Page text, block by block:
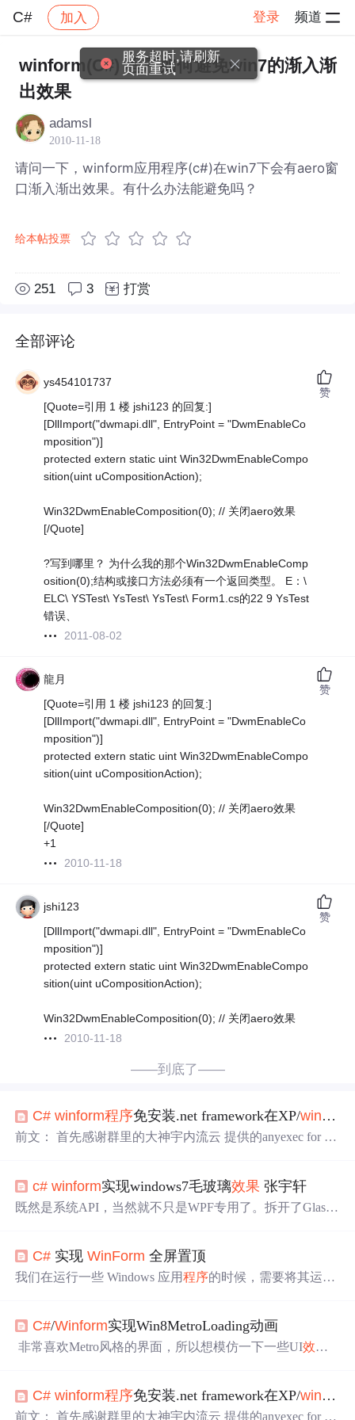
C# 加入 登录 频道
社区 C# 帖子详情
winform(C#) 程序如何避免win7的渐入渐
出效果
adamsl
2010-11-18
请问一下，winform应用程序(c#)在win7下会有aero窗
口渐入渐出效果。有什么办法能避免吗？
给本帖投票
251 3 打赏
全部评论
ys454101737
[Quote=引用 1 楼 jshi123 的回复:]
[DllImport("dwmapi.dll", EntryPoint = "DwmEnableCo
mposition")]
protected extern static uint Win32DwmEnableCompo
sition(uint uCompositionAction);
Win32DwmEnableComposition(0); // 关闭aero效果
[/Quote]
?写到哪里？ 为什么我的那个Win32DwmEnableComp
osition(0);结构或接口方法必须有一个返回类型。 E：\
ELC\ YSTest\ YsTest\ YsTest\ Form1.cs的22 9 YsTest
错误、
2011-08-02
赞
龍月
[Quote=引用 1 楼 jshi123 的回复:]
[DllImport("dwmapi.dll", EntryPoint = "DwmEnableCo
mposition")]
protected extern static uint Win32DwmEnableCompo
sition(uint uCompositionAction);
Win32DwmEnableComposition(0); // 关闭aero效果
[/Quote]
+1
2010-11-18
赞
jshi123
[DllImport("dwmapi.dll", EntryPoint = "DwmEnableCo
mposition")]
protected extern static uint Win32DwmEnableCompo
sition(uint uCompositionAction);
Win32DwmEnableComposition(0); // 关闭aero效果
2010-11-18
赞
——到底了——
C# winform程序免安装.net framework在XP/win7 /
前文： 首先感谢群里的大神宇内流云 提供的anyexec for wi
序
的部分截图 下面是n年前入坑C#写的winform。。。玩毒
奶粉用的，勿喷。 .ne
c# winform实现windows7毛玻璃效果 张宇轩
既然是系统API，当然就不只是WPF专用了。拆开了Glass
bled检测系统的桌面组合功能是否打开。MARGINS是Dw
mExtendFrameIntoClintArea需要的参数结构，表达的是窗口
玻璃状态了。PInvoke签名
C# 实现WinForm 全屏置顶
我们在运行一些 Windows 应用程序的时候，需要将其运行
来实现WinForm的全屏置顶的基本功能。
C#/Winform实现Win8MetroLoading动画
非常喜欢Metro风格的界面，所以想模仿一下一些UI效果
是源码：
C# winform程序免安装.net framework在XP/win7 /
前文： 首先感谢群里的大神宇内流云 提供的anyexec for wi
服务超时,请刷新
页面重试